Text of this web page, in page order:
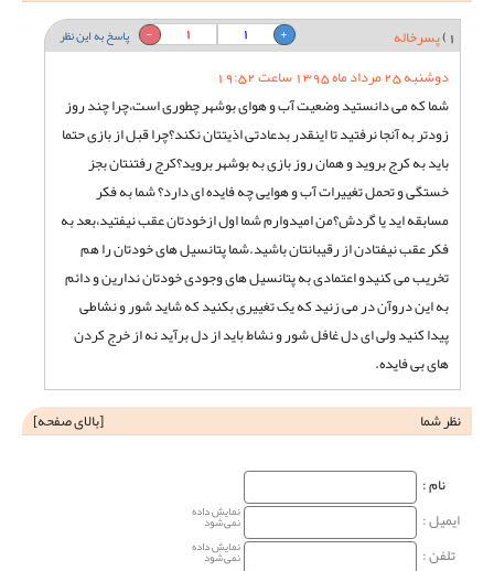
1) پسرخاله پاسخ به این نظر 1
1
دوشنبه 25 مرداد ماه 1395 ساعت 19:52
شما که می دانستید وضعیت آب و هوای بوشهر چطوری است،چرا چند روز
زودتر به آنجا نرفتید تا اینقدر بدعادتی اذیتتان نکند؟چرا قبل از بازی حتما
باید به کرج بروید و همان روز بازی به بوشهر بروید؟کرج رفتنتان بجز
خستگی و تحمل تغییرات آب و هوایی چه فایده ای دارد؟ شما به فکر
مسابقه اید یا گردش؟من امیدوارم شما اول ازخودتان عقب نیفتید،بعد به
فکر عقب نیفتادن از رقیبانتان باشید.شما پتانسیل های خودتان را هم
تخریب می کنیدو اعتمادی به پتانسیل های وجودی خودتان ندارین و دائم
به این دروآن در می زنید که یک تغییری بکنید که شاید شور و نشاطی
پیدا کنید ولی ای دل غافل شور و نشاط باید از دل برآید نه از خرج کردن
های بی فایده.
نظر شما
[بالای صفحه]
نام‌ :
ایمیل :
نمایش داده
نمی‌شود
تلفن : نمایش داده
نمی‌شود